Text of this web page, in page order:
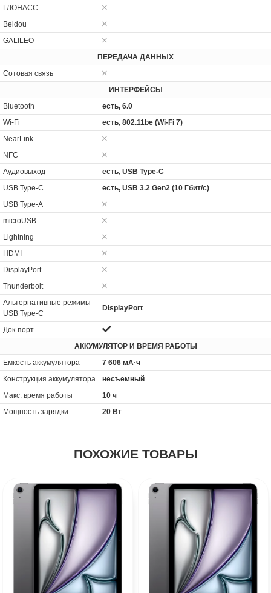
ГЛОНАСС
Beidou
GALILEO
ПЕРЕДАЧА ДАННЫХ
Сотовая связь
ИНТЕРФЕЙСЫ
Bluetooth
есть, 6.0
Wi-Fi
есть, 802.11be (Wi-Fi 7)
NearLink
NFC
Аудиовыход
есть, USB Type-C
USB Type-C
есть, USB 3.2 Gen2 (10 Гбит/с)
USB Type-A
microUSB
Lightning
HDMI
DisplayPort
Thunderbolt
Альтернативные режимы
USB Type-C
DisplayPort
Док-порт
АККУМУЛЯТОР И ВРЕМЯ РАБОТЫ
Емкость аккумулятора
7 606 мА·ч
Конструкция аккумулятора
несъемный
Макс. время работы
10 ч
Мощность зарядки
20 Вт
ПОХОЖИЕ ТОВАРЫ